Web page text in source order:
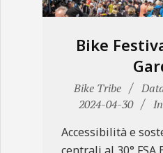
Bike
2024-
Bike Tribe
2024-04-30
Accessibilità e